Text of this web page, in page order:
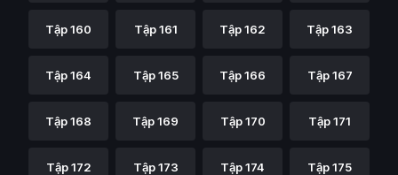
Tập 160 Tập 161 Tập 162 Tập 163
Tập 164 Tập 165 Tập 166 Tập 167
Tập 168 Tập 169 Tập 170 Tập 171
Tập 172 Tập 173 Tập 174 Tập 175